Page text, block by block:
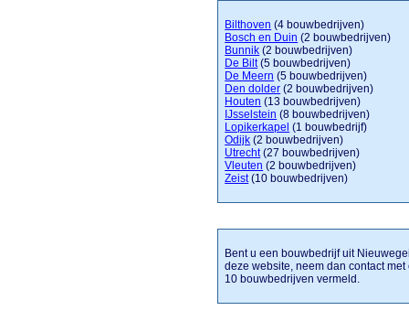
Bilthoven (4 bouwbedrijven)
Bosch en Duin (2 bouwbedrijven)
Bunnik (2 bouwbedrijven)
De Bilt(5 bouwbedrijven)
De Meern (5 bouwbedrijven)
Den dolder (2 bouwbedrijven)
Houten (13 bouwbedrijven)
IJsselstein (8 bouwbedrijven)
Lopikerkapel (1 bouwbedrijf)
Odijk (2 bouwbedrijven)
Utrecht(27 bouwbedrijven)
Vleuten (2 bouwbedrijven)
Zeist(10 bouwbedrijven)
Bent u een bouwbedrijf uit
deze website, neem dan contact
10 bouwbedrijven vermeld.